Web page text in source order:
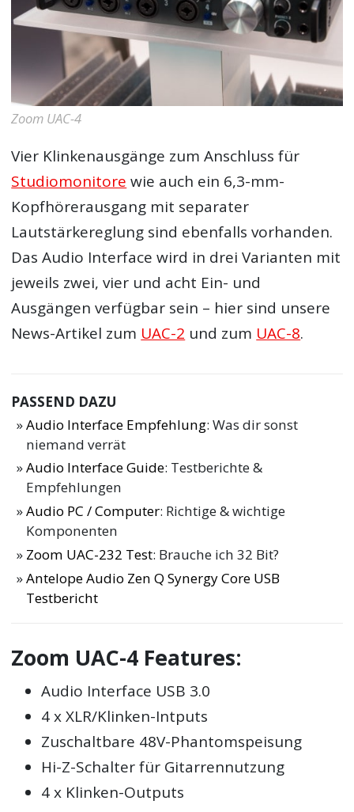
Zoom UAC-4
Vier Klinkenausgänge zum Anschluss für
Studiomonitore wie auch ein 6,3-mm-
Kopfhörerausgang mit separater
Lautstärkereglung sind ebenfalls vorhanden.
Das Audio Interface wird in drei Varianten mit
jeweils zwei, vier und acht Ein- und
Ausgängen verfügbar sein – hier sind unsere
News-Artikel zum UAC-2 und zum UAC-8.
PASSEND DAZU
Audio Interface Empfehlung: Was dir sonst
niemand verrät
Audio Interface Guide: Testberichte &
Empfehlungen
Audio PC / Computer: Richtige & wichtige
Komponenten
Zoom UAC-232 Test: Brauche ich 32 Bit?
Antelope Audio Zen Q Synergy Core USB
Testbericht
Zoom UAC-4 Features:
Audio Interface USB 3.0
4 x XLR/Klinken-Intputs
Zuschaltbare 48V-Phantomspeisung
Hi-Z-Schalter für Gitarrennutzung
4 x Klinken-Outputs